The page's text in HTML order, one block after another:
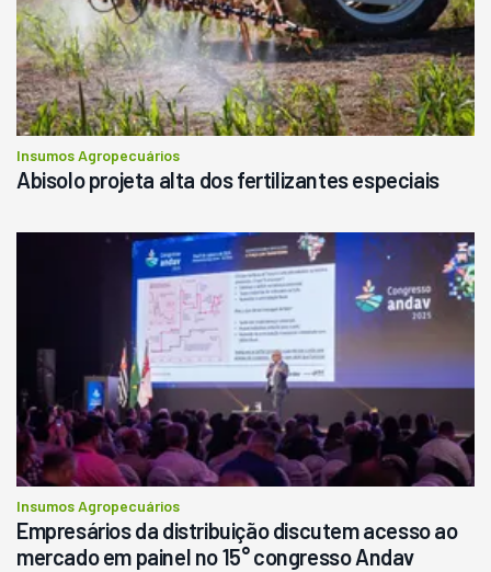
Insumos Agropecuários
Abisolo projeta alta dos fertilizantes especiais
Insumos Agropecuários
Empresários da distribuição discutem acesso ao
mercado em painel no 15° congresso Andav